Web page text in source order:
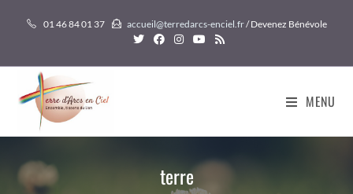
01 46 84 01 37 accueil@terredarcs-enciel.fr/ Devenez Bénévole
MENU
terre